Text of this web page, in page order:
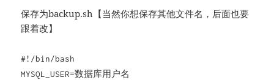
保存为backup.sh【当然你想保存其他文件名，后面也要
跟着改】
#!/bin/bash
MYSQL_USER=数据库用户名